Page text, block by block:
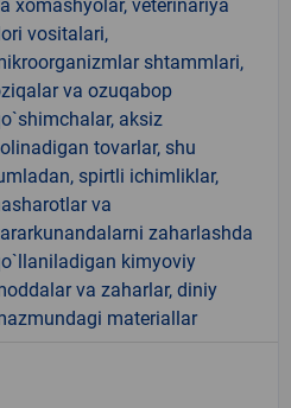
xomashyolar, veterinariya
vositalari,
shtammlari,
va ozuqabop
aksiz
tovarlar, shu
spirtli ichimliklar,
va
zaharlashda
kimyoviy
va zaharlar, diniy
materiallar